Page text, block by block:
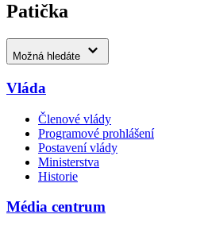
Patička
Možná hledáte
Vláda
Členové vlády
Programové prohlášení
Postavení vlády
Ministerstva
Historie
Média centrum